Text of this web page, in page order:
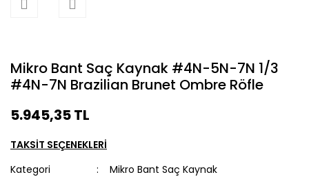
Mikro Bant Saç Kaynak #4N-5N-7N 1/3
#4N-7N Brazilian Brunet Ombre Röfle
5.945,35 TL
TAKSİT SEÇENEKLERİ
Kategori
Mikro Bant Saç Kaynak